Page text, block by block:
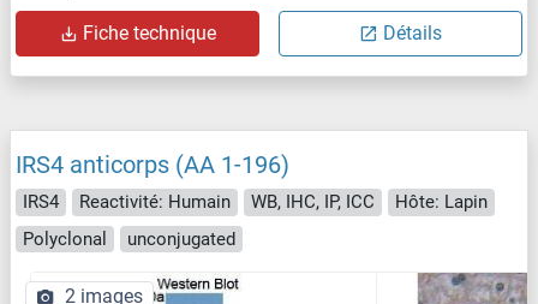
Fiche technique Détails
IRS4 anticorps (AA 1-196)
IRS4 Reactivité: Humain WB, IHC, IP, ICC
Hôte: Lapin
Polyclonal
unconjugated
2 images